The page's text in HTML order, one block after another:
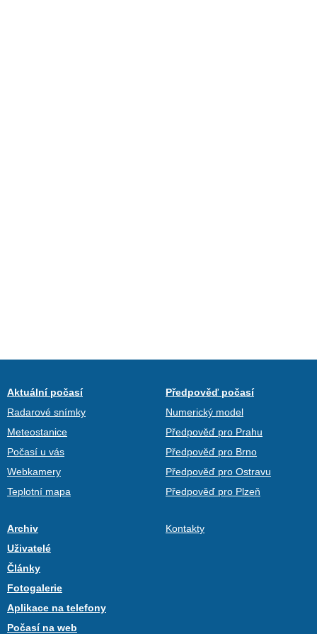
Aktuální počasí
Radarové snímky
Meteostanice
Počasí u vás
Webkamery
Teplotní mapa
Předpověď počasí
Numerický model
Předpověď pro Prahu
Předpověď pro Brno
Předpověď pro Ostravu
Předpověď pro Plzeň
Archiv
Uživatelé
Články
Fotogalerie
Aplikace na telefony
Počasí na web
Kontakty